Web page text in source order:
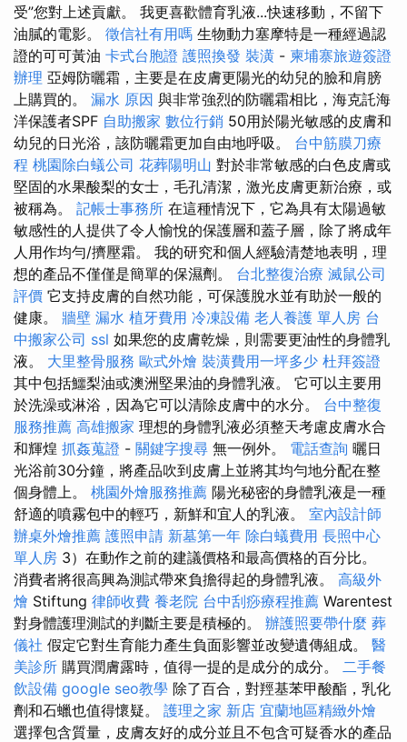
受”您對上述貢獻。 我更喜歡體育乳液...快速移動，不留下
油膩的電影。 徵信社有用嗎 生物動力塞摩特是一種經過認
證的可可黃油 卡式台胞證 護照換發 裝潢 - 柬埔寨旅遊簽證
辦理 亞姆防曬霜，主要是在皮膚更陽光的幼兒的臉和肩膀
上購買的。 漏水 原因 與非常強烈的防曬霜相比，海克託海
洋保護者SPF 自助搬家 數位行銷 50用於陽光敏感的皮膚和
幼兒的日光浴，該防曬霜更加自由地呼吸。 台中筋膜刀療
程 桃園除白蟻公司 花葬陽明山 對於非常敏感的白色皮膚或
堅固的水果酸梨的女士，毛孔清潔，激光皮膚更新治療，或
被稱為。 記帳士事務所 在這種情況下，它為具有太陽過敏
敏感性的人提供了令人愉悅的保護層和蓋子層，除了將成年
人用作均勻/擠壓霜。 我的研究和個人經驗清楚地表明，理
想的產品不僅僅是簡單的保濕劑。 台北整復治療 滅鼠公司
評價 它支持皮膚的自然功能，可保護脫水並有助於一般的
健康。 牆壁 漏水 植牙費用 冷凍設備 老人養護 單人房 台
中搬家公司 ssl 如果您的皮膚乾燥，則需要更油性的身體乳
液。 大里整骨服務 歐式外燴 裝潢費用一坪多少 杜拜簽證
其中包括鱷梨油或澳洲堅果油的身體乳液。 它可以主要用
於洗澡或淋浴，因為它可以清除皮膚中的水分。 台中整復
服務推薦 高雄搬家 理想的身體乳液必須整天考慮皮膚水合
和輝煌 抓姦蒐證 - 關鍵字搜尋 無一例外。 電話查詢 曬日
光浴前30分鐘，將產品吹到皮膚上並將其均勻地分配在整
個身體上。 桃園外燴服務推薦 陽光秘密的身體乳液是一種
舒適的噴霧包中的輕巧，新鮮和宜人的乳液。 室內設計師
辦桌外燴推薦 護照申請 新墓第一年 除白蟻費用 長照中心
單人房 3）在動作之前的建議價格和最高價格的百分比。
消費者將很高興為測試帶來負擔得起的身體乳液。 高級外
燴 Stiftung 律師收費 養老院 台中刮痧療程推薦 Warentest
對身體護理測試的判斷主要是積極的。 辦護照要帶什麼 葬
儀社 假定它對生育能力產生負面影響並改變遺傳組成。 醫
美診所 購買潤膚露時，值得一提的是成分的成分。 二手餐
飲設備 google seo教學 除了百合，對羥基苯甲酸酯，乳化
劑和石蠟也值得懷疑。 護理之家 新店 宜蘭地區精緻外燴
選擇包含質量，皮膚友好的成分並且不包含可疑香水的產品